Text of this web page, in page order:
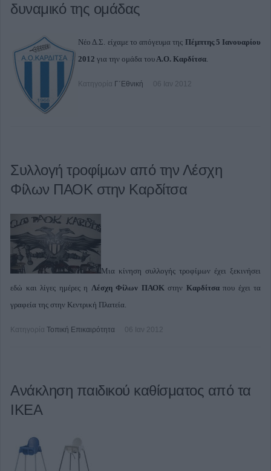
δυναμικό της ομάδας
Νέο Δ.Σ. είχαμε το απόγευμα της Πέμπτης 5 Ιανουαρίου
2012 για την ομάδα τουΑ.Ο. Καρδίτσα.
Κατηγορία Γ΄Εθνική 06 Ιαν 2012
Συλλογή τροφίμων από την Λέσχη
Φίλων ΠΑΟΚ στην Καρδίτσα
Μια κίνηση συλλογής τροφίμων έχει ξεκινήσει
εδώ και λίγες ημέρες η Λέσχη Φίλων ΠΑΟΚ στην Καρδίτσα που έχει τα
γραφεία της στην Κεντρική Πλατεία.
Κατηγορία Τοπική Επικαιρότητα 06 Ιαν 2012
Ανάκληση παιδικού καθίσματος από τα
ΙΚΕΑ